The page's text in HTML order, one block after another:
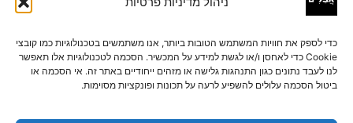
כדי לספק את חוויות המשתמש הטובות ביותר, אנו משתמשים בטכנולוגיות כמו קובצי
Cookie כדי לאחסן ו/או לגשת למידע על המכשיר. הסכמה לטכנולוגיות אלו תאפשר
לנו לעבד נתונים כגון התנהגות גלישה או מזהים ייחודיים באתר זה. אי הסכמה או
ביטול הסכמה עלולים להשפיע לרעה על תכונות ופונקציות מסוימות.
אימייל*